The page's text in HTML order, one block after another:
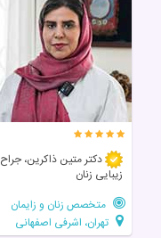
دکتر متین ذاکرین، جراح
زیبایی زنان
متخصص زنان و زایمان
تهران، اشرفی اصفهانی